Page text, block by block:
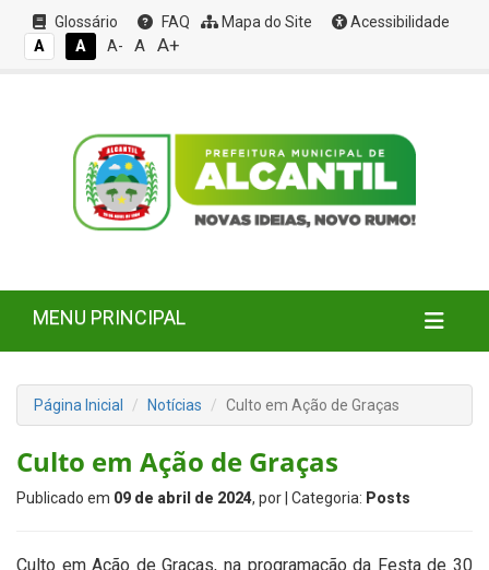
Glossário FAQ Mapa do Site
Acessibilidade
A
A A- A A+
MENU PRINCIPAL
Página Inicial Notícias Culto em Ação de Graças
Culto em Ação de Graças
Publicado em 09 de abril de 2024, por | Categoria: Posts
Culto em Ação de Graças, na programação da Festa de 30